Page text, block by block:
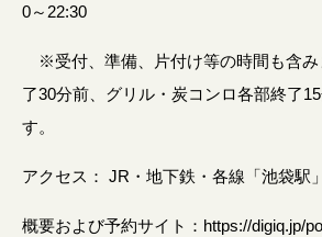
0～22:30
※受付、準備、片付け等の時間も含
了30分前、グリル・炭コンロ各部終了
す。
アクセス： JR・地下鉄・各線「池袋駅
概要および予約サイト：https://digiq.jp/